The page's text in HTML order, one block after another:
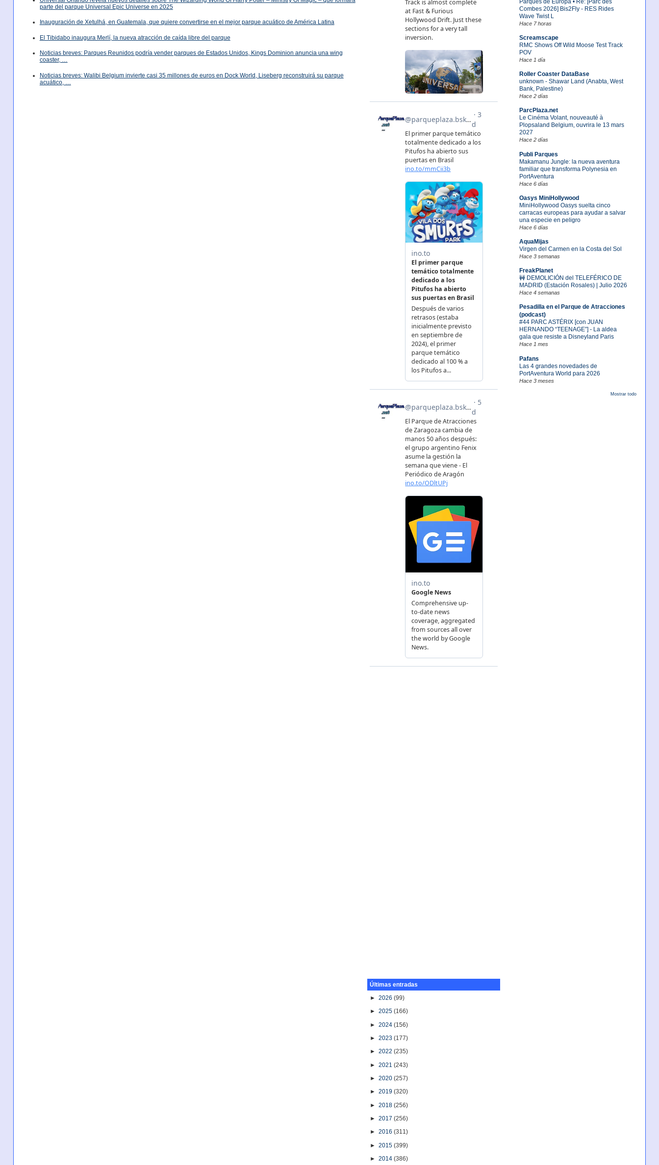
Combes 2026] Bis2Fly - RES Rides
Wave Twist L
Hace 7 horas
Screamscape
RMC Shows Off Wild Moose Test Track
POV
Hace 1 día
Roller Coaster DataBase
unknown - Shawar Land (Anabta, West
Bank, Palestine)
Hace 2 días
ParcPlaza.net
Le Cinéma Volant, nouveauté à
Plopsaland Belgium, ouvrira le 13 mars
2027
Hace 2 días
Publi Parques
Makamanu Jungle: la nueva aventura
familiar que transforma Polynesia en
PortAventura
Hace 6 días
Oasys MiniHollywood
MiniHollywood Oasys suelta cinco
carracas europeas para ayudar a salvar
una especie en peligro
Hace 6 días
AquaMijas
Virgen del Carmen en la Costa del Sol
Hace 3 semanas
FreakPlanet
🚧 DEMOLICIÓN del TELEFÉRICO DE
MADRID (Estación Rosales) | Julio 2026
Hace 4 semanas
Pesadilla en el Parque de Atracciones
(podcast)
#44 PARC ASTÉRIX [con JUAN
HERNANDO “TEENAGE”] - La aldea
gala que resiste a Disneyland Paris
Hace 1 mes
Pafans
Las 4 grandes novedades de
PortAventura World para 2026
Hace 3 meses
Mostrar todo
parte del parque Universal Epic Universe en 2025
Inauguración de Xetulhá, en Guatemala, que quiere convertirse en el mejor parque acuático de América Latina
El Tibidabo inaugura Merlí, la nueva atracción de caída libre del parque
Noticias breves: Parques Reunidos podría vender parques de Estados Unidos, Kings Dominion anuncia una wing
coaster, …
Noticias breves: Walibi Belgium invierte casi 35 millones de euros en Dock World, Liseberg reconstruirá su parque
acuático, …
Últimas entradas
►2026(99)
►2025(166)
►2024(156)
►2023(177)
►2022(235)
►2021(243)
►2020(257)
►2019(320)
►2018(256)
►2017(256)
►2016(311)
►2015(399)
►2014(386)